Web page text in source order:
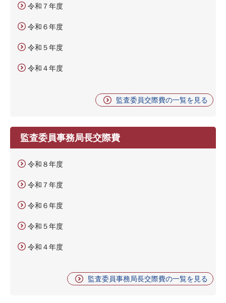
令和７年度
令和６年度
令和５年度
令和４年度
監査委員交際費の一覧を見る
監査委員事務局長交際費
令和８年度
令和７年度
令和６年度
令和５年度
令和４年度
監査委員事務局長交際費の一覧を見る